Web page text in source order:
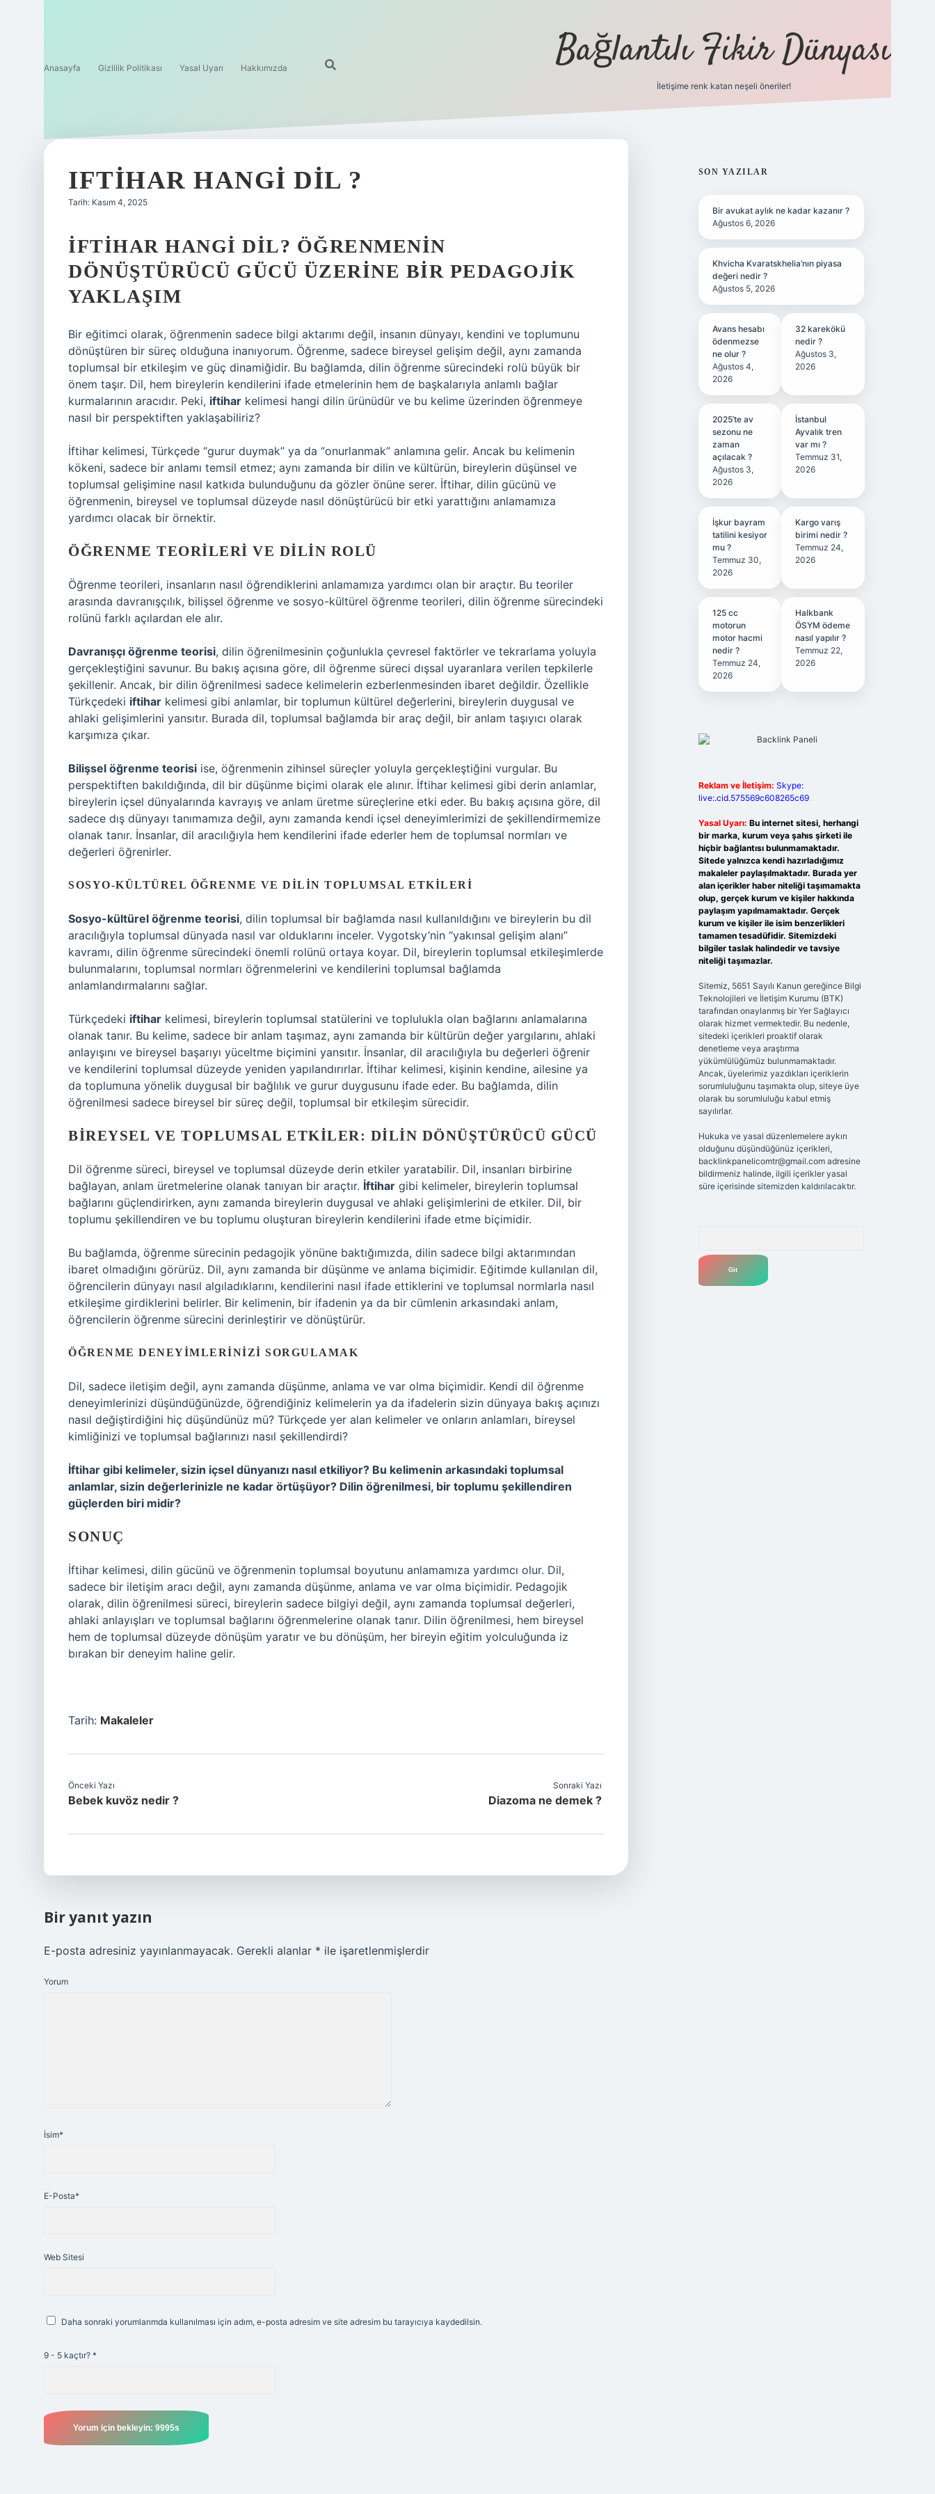
Anasayfa Gizlilik Politikası Yasal Uyarı Hakkımızda Bağlantılı Fikir Dünyası
İletişime renk katan neşeli öneriler!
IFTIHAR HANGI DIL ?
Tarih: Kasım 4, 2025
İFTIHAR HANGI DIL? ÖĞRENMENIN
DÖNÜŞTÜRÜCÜ GÜCÜ ÜZERINE BIR PEDAGOJIK
YAKLAŞIM
Bir eğitimci olarak, öğrenmenin sadece bilgi aktarımı değil, insanın dünyayı, kendini ve toplumunu
dönüştüren bir süreç olduğuna inanıyorum. Öğrenme, sadece bireysel gelişim değil, aynı zamanda
toplumsal bir etkileşim ve güç dinamiğidir. Bu bağlamda, dilin öğrenme sürecindeki rolü büyük bir
önem taşır. Dil, hem bireylerin kendilerini ifade etmelerinin hem de başkalarıyla anlamlı bağlar
kurmalarının aracıdır. Peki, iftihar kelimesi hangi dilin ürünüdür ve bu kelime üzerinden öğrenmeye
nasıl bir perspektiften yaklaşabiliriz?
İftihar kelimesi, Türkçede “gurur duymak” ya da “onurlanmak” anlamına gelir. Ancak bu kelimenin
kökeni, sadece bir anlamı temsil etmez; aynı zamanda bir dilin ve kültürün, bireylerin düşünsel ve
toplumsal gelişimine nasıl katkıda bulunduğunu da gözler önüne serer. İftihar, dilin gücünü ve
öğrenmenin, bireysel ve toplumsal düzeyde nasıl dönüştürücü bir etki yarattığını anlamamıza
yardımcı olacak bir örnektir.
ÖĞRENME TEORILERI VE DILIN ROLÜ
Öğrenme teorileri, insanların nasıl öğrendiklerini anlamamıza yardımcı olan bir araçtır. Bu teoriler
arasında davranışçılık, bilişsel öğrenme ve sosyo-kültürel öğrenme teorileri, dilin öğrenme sürecindeki
rolünü farklı açılardan ele alır.
Davranışçı öğrenme teorisi, dilin öğrenilmesinin çoğunlukla çevresel faktörler ve tekrarlama yoluyla
gerçekleştiğini savunur. Bu bakış açısına göre, dil öğrenme süreci dışsal uyaranlara verilen tepkilerle
şekillenir. Ancak, bir dilin öğrenilmesi sadece kelimelerin ezberlenmesinden ibaret değildir. Özellikle
Türkçedeki iftihar kelimesi gibi anlamlar, bir toplumun kültürel değerlerini, bireylerin duygusal ve
ahlaki gelişimlerini yansıtır. Burada dil, toplumsal bağlamda bir araç değil, bir anlam taşıyıcı olarak
karşımıza çıkar.
Bilişsel öğrenme teorisi ise, öğrenmenin zihinsel süreçler yoluyla gerçekleştiğini vurgular. Bu
perspektiften bakıldığında, dil bir düşünme biçimi olarak ele alınır. İftihar kelimesi gibi derin anlamlar,
bireylerin içsel dünyalarında kavrayış ve anlam üretme süreçlerine etki eder. Bu bakış açısına göre, dil
sadece dış dünyayı tanımamıza değil, aynı zamanda kendi içsel deneyimlerimizi de şekillendirmemize
olanak tanır. İnsanlar, dil aracılığıyla hem kendilerini ifade ederler hem de toplumsal normları ve
değerleri öğrenirler.
SOSYO-KÜLTÜREL ÖĞRENME VE DILIN TOPLUMSAL ETKILERI
Sosyo-kültürel öğrenme teorisi, dilin toplumsal bir bağlamda nasıl kullanıldığını ve bireylerin bu dil
aracılığıyla toplumsal dünyada nasıl var olduklarını inceler. Vygotsky’nin “yakınsal gelişim alanı”
kavramı, dilin öğrenme sürecindeki önemli rolünü ortaya koyar. Dil, bireylerin toplumsal etkileşimlerde
bulunmalarını, toplumsal normları öğrenmelerini ve kendilerini toplumsal bağlamda
anlamlandırmalarını sağlar.
Türkçedeki iftihar kelimesi, bireylerin toplumsal statülerini ve toplulukla olan bağlarını anlamalarına
olanak tanır. Bu kelime, sadece bir anlam taşımaz, aynı zamanda bir kültürün değer yargılarını, ahlaki
anlayışını ve bireysel başarıyı yüceltme biçimini yansıtır. İnsanlar, dil aracılığıyla bu değerleri öğrenir
ve kendilerini toplumsal düzeyde yeniden yapılandırırlar. İftihar kelimesi, kişinin kendine, ailesine ya
da toplumuna yönelik duygusal bir bağlılık ve gurur duygusunu ifade eder. Bu bağlamda, dilin
öğrenilmesi sadece bireysel bir süreç değil, toplumsal bir etkileşim sürecidir.
BIREYSEL VE TOPLUMSAL ETKILER: DILIN DÖNÜŞTÜRÜCÜ GÜCÜ
Dil öğrenme süreci, bireysel ve toplumsal düzeyde derin etkiler yaratabilir. Dil, insanları birbirine
bağlayan, anlam üretmelerine olanak tanıyan bir araçtır. İftihar gibi kelimeler, bireylerin toplumsal
bağlarını güçlendirirken, aynı zamanda bireylerin duygusal ve ahlaki gelişimlerini de etkiler. Dil, bir
toplumu şekillendiren ve bu toplumu oluşturan bireylerin kendilerini ifade etme biçimidir.
Bu bağlamda, öğrenme sürecinin pedagojik yönüne baktığımızda, dilin sadece bilgi aktarımından
ibaret olmadığını görürüz. Dil, aynı zamanda bir düşünme ve anlama biçimidir. Eğitimde kullanılan dil,
öğrencilerin dünyayı nasıl algıladıklarını, kendilerini nasıl ifade ettiklerini ve toplumsal normlarla nasıl
etkileşime girdiklerini belirler. Bir kelimenin, bir ifadenin ya da bir cümlenin arkasındaki anlam,
öğrencilerin öğrenme sürecini derinleştirir ve dönüştürür.
ÖĞRENME DENEYIMLERINIZI SORGULAMAK
Dil, sadece iletişim değil, aynı zamanda düşünme, anlama ve var olma biçimidir. Kendi dil öğrenme
deneyimlerinizi düşündüğünüzde, öğrendiğiniz kelimelerin ya da ifadelerin sizin dünyaya bakış açınızı
nasıl değiştirdiğini hiç düşündünüz mü? Türkçede yer alan kelimeler ve onların anlamları, bireysel
kimliğinizi ve toplumsal bağlarınızı nasıl şekillendirdi?
İftihar gibi kelimeler, sizin içsel dünyanızı nasıl etkiliyor? Bu kelimenin arkasındaki toplumsal
anlamlar, sizin değerlerinizle ne kadar örtüşüyor? Dilin öğrenilmesi, bir toplumu şekillendiren
güçlerden biri midir?
SONUÇ
İftihar kelimesi, dilin gücünü ve öğrenmenin toplumsal boyutunu anlamamıza yardımcı olur. Dil,
sadece bir iletişim aracı değil, aynı zamanda düşünme, anlama ve var olma biçimidir. Pedagojik
olarak, dilin öğrenilmesi süreci, bireylerin sadece bilgiyi değil, aynı zamanda toplumsal değerleri,
ahlaki anlayışları ve toplumsal bağlarını öğrenmelerine olanak tanır. Dilin öğrenilmesi, hem bireysel
hem de toplumsal düzeyde dönüşüm yaratır ve bu dönüşüm, her bireyin eğitim yolculuğunda iz
bırakan bir deneyim haline gelir.
Tarih: Makaleler
Önceki Yazı
Bebek kuvöz nedir ?
Sonraki Yazı
Diazoma ne demek ?
Bir yanıt yazın
E-posta adresiniz yayınlanmayacak. Gerekli alanlar * ile işaretlenmişlerdir
Yorum
İsim*
E-Posta*
Web Sitesi
Daha sonraki yorumlarımda kullanılması için adım, e-posta adresim ve site adresim bu tarayıcıya kaydedilsin.
9 - 5 kaçtır? *
SIDEBAR
SON YAZILAR
Bir avukat aylık ne kadar kazanır ?
Ağustos 6, 2026
Khvicha Kvaratskhelia’nın piyasa
değeri nedir ?
Ağustos 5, 2026
Avans hesabı
ödenmezse
ne olur ?
Ağustos 4,
2026
32 karekökü
nedir ?
Ağustos 3,
2026
2025’te av
sezonu ne
zaman
açılacak ?
Ağustos 3,
2026
İstanbul
Ayvalık tren
var mı ?
Temmuz 31,
2026
İşkur bayram
tatilini kesiyor
mu ?
Temmuz 30,
2026
Kargo varış
birimi nedir ?
Temmuz 24,
2026
125 cc
motorun
motor hacmi
nedir ?
Temmuz 24,
2026
Halkbank
ÖSYM ödeme
nasıl yapılır ?
Temmuz 22,
2026
Reklam ve İletişim: Skype:
live:.cid.575569c608265c69
Yasal Uyarı: Bu internet sitesi, herhangi
bir marka, kurum veya şahıs şirketi ile
hiçbir bağlantısı bulunmamaktadır.
Sitede yalnızca kendi hazırladığımız
makaleler paylaşılmaktadır. Burada yer
alan içerikler haber niteliği taşımamakta
olup, gerçek kurum ve kişiler hakkında
paylaşım yapılmamaktadır. Gerçek
kurum ve kişiler ile isim benzerlikleri
tamamen tesadüfidir. Sitemizdeki
bilgiler taslak halindedir ve tavsiye
niteliği taşımazlar.
Sitemiz, 5651 Sayılı Kanun gereğince Bilgi
Teknolojileri ve İletişim Kurumu (BTK)
tarafından onaylanmış bir Yer Sağlayıcı
olarak hizmet vermektedir. Bu nedenle,
sitedeki içerikleri proaktif olarak
denetleme veya araştırma
yükümlülüğümüz bulunmamaktadır.
Ancak, üyelerimiz yazdıkları içeriklerin
sorumluluğunu taşımakta olup, siteye üye
olarak bu sorumluluğu kabul etmiş
sayılırlar.
Hukuka ve yasal düzenlemelere aykırı
olduğunu düşündüğünüz içerikleri,
backlinkpanelicomtr@gmail.comadresine
bildirmeniz halinde, ilgili içerikler yasal
süre içerisinde sitemizden kaldırılacaktır.